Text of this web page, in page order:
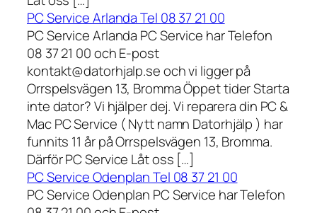
PC Service Arlanda Tel 08 37 21 00
PC Service Arlanda PC Service har Telefon
08 37 21 00 och E-post
kontakt@datorhjalp.se och vi ligger på
Orrspelsvägen 13, Bromma Öppet tider Starta
inte dator? Vi hjälper dej. Vi reparera din PC &
Mac PC Service ( Nytt namn Datorhjälp ) har
funnits 11 år på Orrspelsvägen 13, Bromma.
Därför PC Service Låt oss […]
PC Service Odenplan Tel 08 37 21 00
PC Service Odenplan PC Service har Telefon